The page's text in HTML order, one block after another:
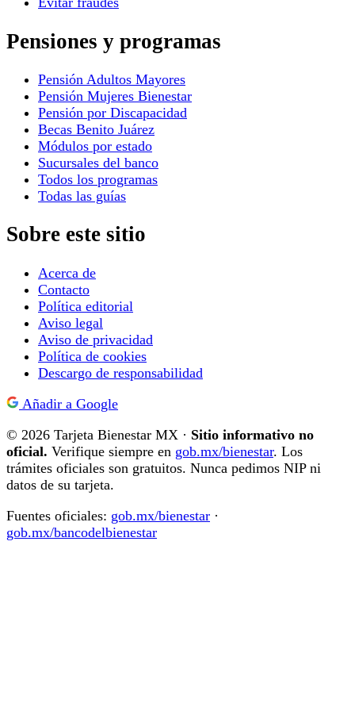
Pensiones y programas
Pensión Adultos Mayores
Pensión Mujeres Bienestar
Pensión por Discapacidad
Becas Benito Juárez
Módulos por estado
Sucursales del banco
Todos los programas
Todas las guías
Sobre este sitio
Acerca de
Contacto
Política editorial
Aviso legal
Aviso de privacidad
Política de cookies
Descargo de responsabilidad
Añadir a Google
© 2026 Tarjeta Bienestar MX · Sitio informativo no
oficial. Verifique siempre en gob.mx/bienestar. Los
trámites oficiales son gratuitos. Nunca pedimos NIP ni
datos de su tarjeta.
Fuentes oficiales: gob.mx/bienestar ·
gob.mx/bancodelbienestar